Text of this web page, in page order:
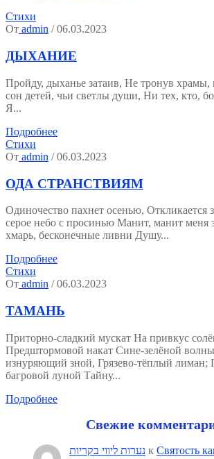
Стихи
От admin / 06.03.2023
ДЫХАНИЕ
Пройду, дыханье затаив, Не тронув
сон детей, чьи светлы души, Ни тех, кто,
Я...
Подробнее
Стихи
От admin / 06.03.2023
ОДА СТРАНСТВИЯМ
Одиночество пахнет осенью, Откликается
серое небо с просинью Манит, манит меня
хмарь, бесконечные ливни Душу...
Подробнее
Стихи
От admin / 06.03.2023
ТАМАНЬ
Приторно-сладкий мускат На привкус
Предштормовой накат Сине-зелёной
изнуряющий зной, Грязево-тёплый лиман;
багровой луной Тайну...
Подробнее
Свежие
נערות ליווי בקריות к Святость